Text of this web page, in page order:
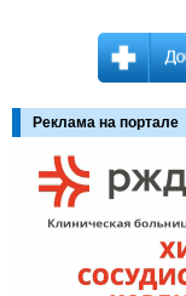
Реклама на портале